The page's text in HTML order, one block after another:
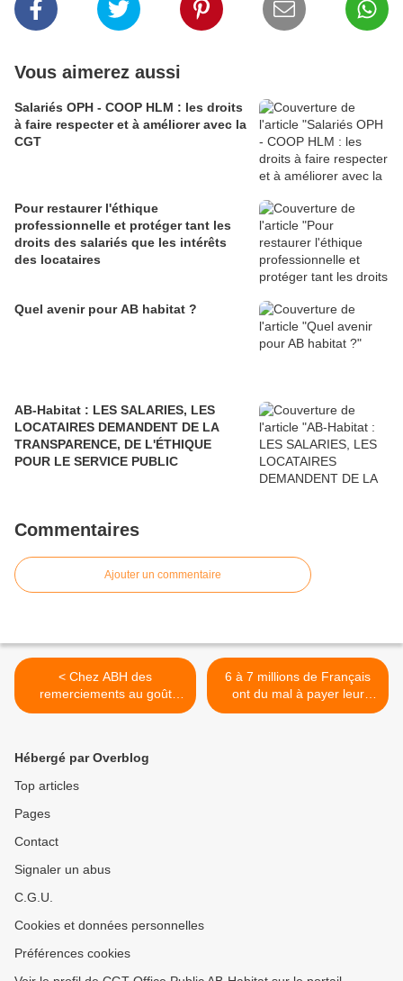
Vous aimerez aussi
Salariés OPH - COOP HLM : les droits
à faire respecter et à améliorer avec la
CGT
Pour restaurer l'éthique
professionnelle et protéger tant les
droits des salariés que les intérêts
des locataires
Quel avenir pour AB habitat ?
AB-Habitat : LES SALARIES, LES
LOCATAIRES DEMANDENT DE LA
TRANSPARENCE, DE L'ÉTHIQUE
POUR LE SERVICE PUBLIC
Commentaires
Ajouter un commentaire
< Chez ABH des
remerciements au goût
amer
6 à 7 millions de Français
ont du mal à payer leur
logement >
Hébergé par Overblog
Top articles
Pages
Contact
Signaler un abus
C.G.U.
Cookies et données personnelles
Préférences cookies